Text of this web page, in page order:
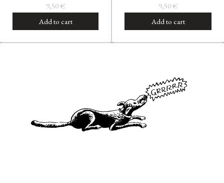
9,50€
Add to cart
9,50€
Add to cart